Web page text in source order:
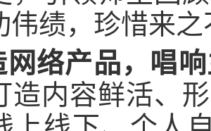
伟绩，珍惜来
网络产品，唱
造内容鲜活、